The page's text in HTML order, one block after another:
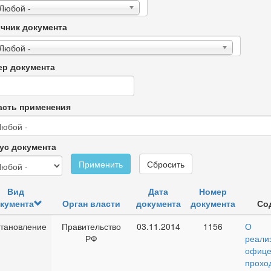
-
документа
-
документа
применения
документа
Применить
Сбросить
Вид
Орган власти
Дата
документа
Номер
документа
Правительство
РФ
03.11.2014 1156
О